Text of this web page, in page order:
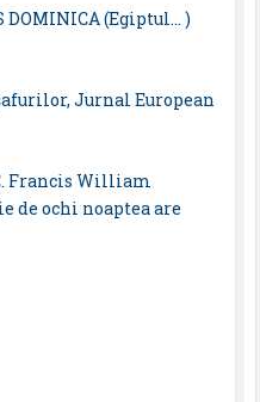
DOMINICA (Egiptul… )
Jurnal European
Francis William
de ochi noaptea are